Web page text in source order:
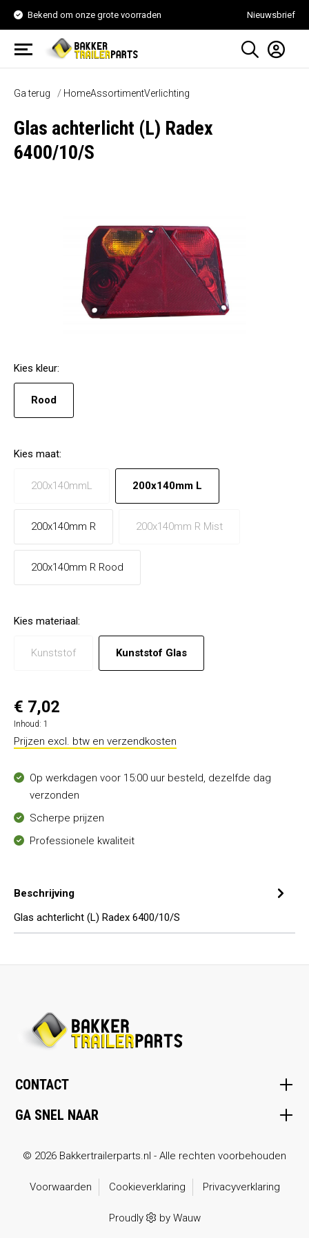
Bekend om onze grote voorraden Nieuwsbrief
Ga terug HomeAssortimentVerlichting
Glas achterlicht (L) Radex
6400/10/S
Kies kleur:
Rood
Kies maat:
200x140mmL 200x140mm L
200x140mm R 200x140mm R Mist
200x140mm R Rood
Kies materiaal:
Kunststof Kunststof Glas
€ 7,02
Inhoud: 1
Prijzen excl. btw en verzendkosten
Op werkdagen voor 15:00 uur besteld, dezelfde dag
verzonden
Scherpe prijzen
Professionele kwaliteit
Beschrijving
Glas achterlicht (L) Radex 6400/10/S
CONTACT
GA SNEL NAAR
© 2026 Bakkertrailerparts.nl - Alle rechten voorbehouden
Voorwaarden Cookieverklaring Privacyverklaring
Proudly by Wauw